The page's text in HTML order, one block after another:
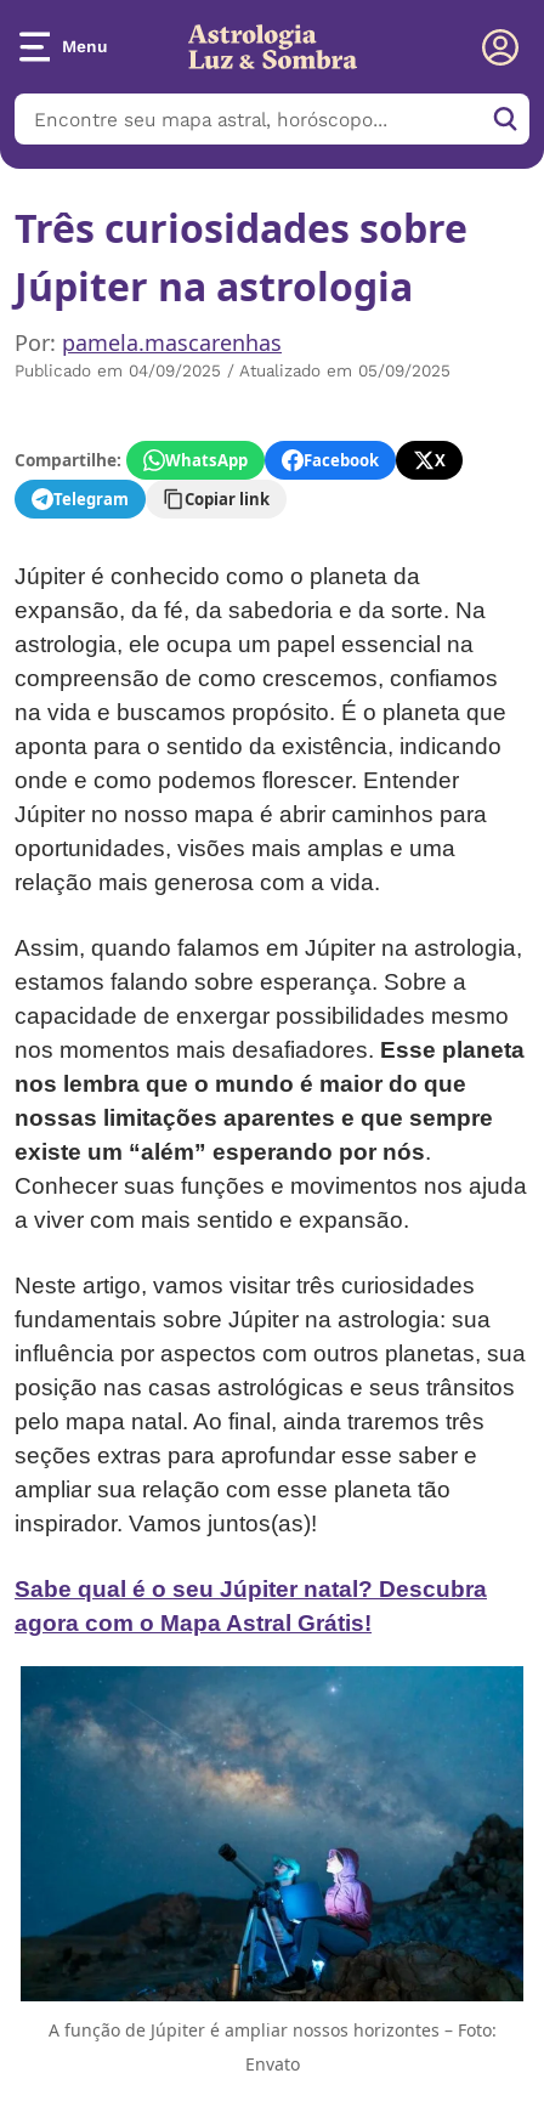
Menu
Três curiosidades sobre
Júpiter na astrologia
Por: pamela.mascarenhas
Publicado em 04/09/2025 / Atualizado em 05/09/2025
Compartilhe: WhatsApp Facebook
X
Telegram
Copiar link
Júpiter é conhecido como o planeta da
expansão, da fé, da sabedoria e da sorte. Na
astrologia, ele ocupa um papel essencial na
compreensão de como crescemos, confiamos
na vida e buscamos propósito. É o planeta que
aponta para o sentido da existência, indicando
onde e como podemos florescer. Entender
Júpiter no nosso mapa é abrir caminhos para
oportunidades, visões mais amplas e uma
relação mais generosa com a vida.
Assim, quando falamos em Júpiter na astrologia,
estamos falando sobre esperança. Sobre a
capacidade de enxergar possibilidades mesmo
nos momentos mais desafiadores. Esse planeta
nos lembra que o mundo é maior do que
nossas limitações aparentes e que sempre
existe um “além” esperando por nós.
Conhecer suas funções e movimentos nos ajuda
a viver com mais sentido e expansão.
Neste artigo, vamos visitar três curiosidades
fundamentais sobre Júpiter na astrologia: sua
influência por aspectos com outros planetas, sua
posição nas casas astrológicas e seus trânsitos
pelo mapa natal. Ao final, ainda traremos três
seções extras para aprofundar esse saber e
ampliar sua relação com esse planeta tão
inspirador. Vamos juntos(as)!
Sabe qual é o seu Júpiter natal? Descubra
agora com o Mapa Astral Grátis!
A função de Júpiter é ampliar nossos horizontes – Foto:
Envato